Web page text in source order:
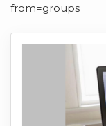
from=groups